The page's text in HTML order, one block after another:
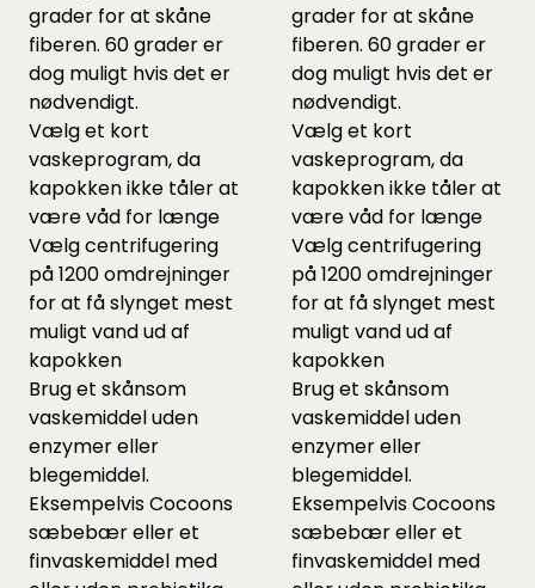
grader for at skåne
fiberen. 60 grader er
dog muligt hvis det er
nødvendigt.
Vælg et kort
vaskeprogram, da
kapokken ikke tåler at
være våd for længe
Vælg centrifugering
på 1200 omdrejninger
for at få slynget mest
muligt vand ud af
kapokken
Brug et skånsom
vaskemiddel uden
enzymer eller
blegemiddel.
Eksempelvis Cocoons
sæbebæreller et
finvaskemiddel med
grader for at skåne
fiberen. 60 grader er
dog muligt hvis det er
nødvendigt.
Vælg et kort
vaskeprogram, da
kapokken ikke tåler at
være våd for længe
Vælg centrifugering
på 1200 omdrejninger
for at få slynget mest
muligt vand ud af
kapokken
Brug et skånsom
vaskemiddel uden
enzymer eller
blegemiddel.
Eksempelvis Cocoons
sæbebæreller et
finvaskemiddel med